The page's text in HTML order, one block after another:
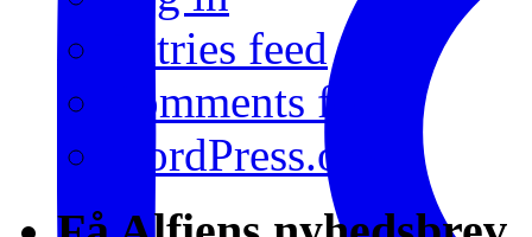
Entries feed
Comments feed
WordPress.org